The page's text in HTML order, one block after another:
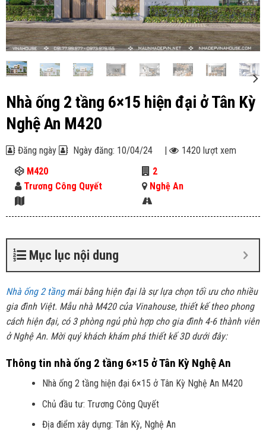
Nhà ống 2 tầng 6×15 hiện đại ở Tân Kỳ
Nghệ An M420
Đăng ngày Ngày đăng: 10/04/24 |
1420 lượt xem
M420
2
Trương Công Quyết
Nghệ An
Mục lục nội dung
Nhà ống 2 tầngmái bằng hiện đại là sự lựa chọn tối ưu cho nhiều
gia đình Việt. Mẫu nhà M420 của Vinahouse, thiết kế theo phong
cách hiện đại, có 3 phòng ngủ phù hợp cho gia đình 4-6 thành viên
ở Nghệ An. Mời quý khách khám phá thiết kế 3D dưới đây:
Thông tin nhà ống 2 tầng 6×15 ở Tân Kỳ Nghệ An
Nhà ống 2 tầng hiện đại 6×15 ở Tân Kỳ Nghệ An M420
Chủ đầu tư: Trương Công Quyết
Địa điểm xây dựng: Tân Kỳ, Nghệ An